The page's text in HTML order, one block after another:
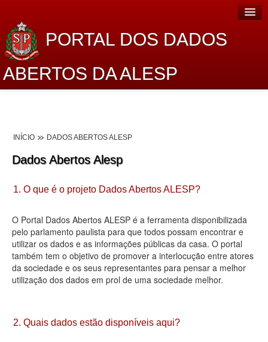
PORTAL DOS DADOS
ABERTOS DA ALESP
Lei de Acesso à Informação
Dados Governamentais Abertos
Planejamento
Catálogo de dados
Processo Legislativo
Deputados Estaduais
INÍCIO DADOS ABERTOS ALESP
Dados Abertos Alesp
1. O que é o projeto Dados Abertos ALESP?
O Portal Dados Abertos ALESP é a ferramenta disponibilizada
pelo parlamento paulista para que todos possam encontrar e
utilizar os dados e as informações públicas da casa. O portal
também tem o objetivo de promover a interlocução entre atores
da sociedade e os seus representantes para pensar a melhor
utilização dos dados em prol de uma sociedade melhor.
2. Quais dados estão disponíveis aqui?